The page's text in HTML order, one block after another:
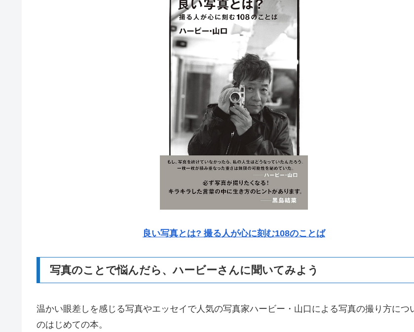
良い写真とは? 撮る人が心に刻む108のことば
写真のことで悩んだら、ハービーさんに聞いてみよう
温かい眼差しを感じる写真やエッセイで人気の写真家ハービー・山口による写真の撮り方につ
のはじめての本。